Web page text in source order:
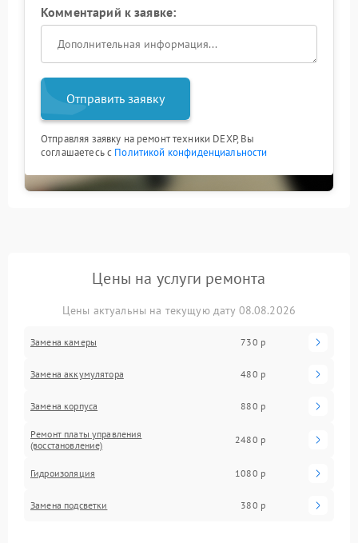
Комментарий к заявке:
Отправить заявку
Отправляя заявку на ремонт техники DEXP, Вы
соглашаетесь с Политикой конфиденциальности
Цены на услуги ремонта
Цены актуальны на текущую дату 08.08.2026
Замена камеры 730 р
Замена аккумулятора 480 р
Замена корпуса 880 р
Ремонт платы управления
(восстановление)
2480 р
Гидроизоляция 1080 р
Замена подсветки 380 р